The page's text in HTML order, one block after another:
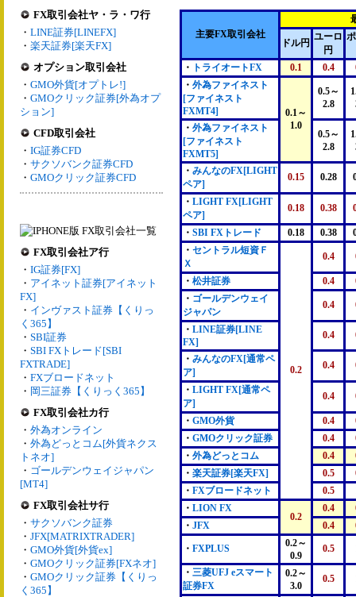
FX取引会社ヤ・ラ・ワ行
・ LINE証券[LINEFX]
・ 楽天証券[楽天FX]
オプション取引会社
・ GMO外貨[オプトレ!]
・ GMOクリック証券[外為オプ
ション]
CFD取引会社
・ IG証券CFD
・ サクソバンク証券CFD
・ GMOクリック証券CFD
FX取引会社ア行
・ IG証券[FX]
・ アイネット証券[アイネット
FX]
・ インヴァスト証券【くりっ
く365】
・ SBI証券
・ SBI FXトレード[SBI
FXTRADE]
・ FXブロードネット
・ 岡三証券【くりっく365】
FX取引会社カ行
・ 外為オンライン
・ 外為どっとコム[外貨ネクス
トネオ]
・ ゴールデンウェイジャパン
[MT4]
FX取引会社サ行
・ サクソバンク証券
・ JFX[MATRIXTRADER]
・ GMO外貨[外貨ex]
・ GMOクリック証券[FXネオ]
・ GMOクリック証券【くりっ
く365】
主要FX取引会社
ドル円
ユーロ
円
・ トライオートFX 0.1 0.4
・ 外為ファイネスト
[ファイネスト
FXMT4]
0.1～
1.0
0.5～
2.8
・ 外為ファイネスト
[ファイネスト
FXMT5]
0.5～
2.8
・ みんなのFX[LIGHT
ペア]
0.15 0.28
・ LIGHT FX[LIGHT
ペア]
0.18 0.38
・ SBI FXトレード 0.18 0.38
・ セントラル短資Ｆ
Ｘ
0.2
0.4
・ 松井証券 0.4
・ ゴールデンウェイ
ジャパン
0.4
・ LINE証券[LINE
FX]
0.4
・ みんなのFX[通常ペ
ア]
0.4
・ LIGHT FX[通常ペ
ア]
0.4
・ GMO外貨 0.4
・ GMOクリック証券 0.4
・ 外為どっとコム 0.4
・ 楽天証券[楽天FX] 0.5
・ FXブロードネット 0.5
・ LION FX
0.2
0.4
・ JFX 0.4
・ FXPLUS
0.2～
0.9
0.5
・ 三菱UFJ eスマート
証券FX
0.2～
3.0
0.5